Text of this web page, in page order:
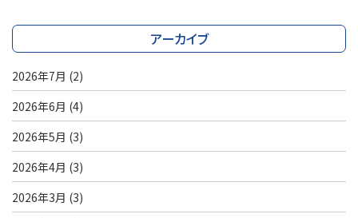
アーカイブ
2026年7月 (2)
2026年6月 (4)
2026年5月 (3)
2026年4月 (3)
2026年3月 (3)